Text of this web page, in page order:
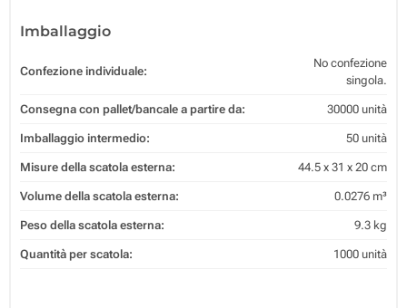
Imballaggio
Confezione individuale:
No confezione
singola.
Consegna con pallet/bancale a partire da: 30000 unità
Imballaggio intermedio: 50 unità
Misure della scatola esterna: 44.5 x 31 x 20 cm
Volume della scatola esterna: 0.0276 m³
Peso della scatola esterna: 9.3 kg
Quantità per scatola: 1000 unità